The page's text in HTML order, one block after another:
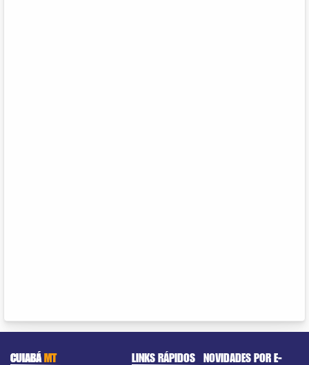
CUIABÁMT LINKS RÁPIDOS NOVIDADES POR E-